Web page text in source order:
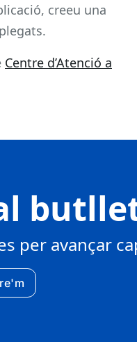
creeu una
Centre d’Atenció a
per avançar